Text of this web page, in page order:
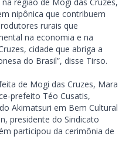
região de Mogi das Cruzes,
nipônica que contribuem
rurais que
na economia e na
cidade que abriga a
do Brasil”, disse Tirso.
de Mogi das Cruzes, Mara
prefeito Téo Cusatis,
Akimatsuri em Bem Cultural
presidente do Sindicato
participou da cerimônia de